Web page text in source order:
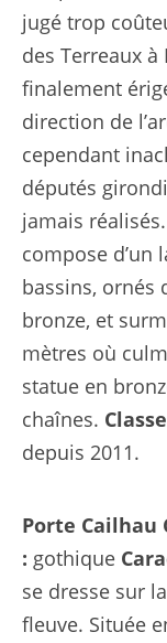
jugé trop
des Terreaux
finalement
direction de
cependant
députés
jamais réalisés.
compose d’un
bassins, ornés
bronze, et
mètres où
statue en
chaînes.
depuis 2011.
Porte Cailhau
: gothique
se dresse sur
fleuve. Située